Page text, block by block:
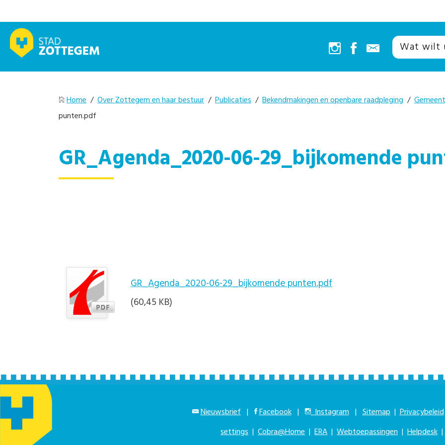
Home / Over Zottegem en haar bestuur / Publicaties / Bekendmakingen en openbare raadpleging /
punten.pdf
GR_Agenda_2020-06-29_bijkomende
GR_Agenda_2020-06-29_bijkomende punten.pdf
(60,45 KB)
Nieuwsbrief | Facebook | Instagram | Sitemap |Privacybeleid
settings | Cobra@Home | ERA | Webtoepassingen | Helpdesk |